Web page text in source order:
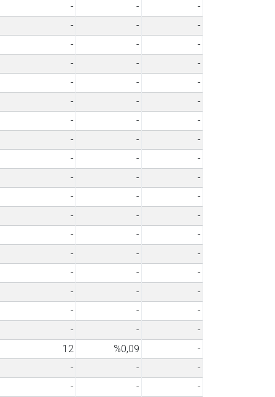
- -
-
- -
-
- -
-
- -
-
- -
-
- -
-
- -
-
- -
-
- -
-
- -
-
- -
-
- -
-
- -
-
- -
-
- -
-
- -
-
- -
-
- -
-
12 %0,09
-
- -
-
- -
-